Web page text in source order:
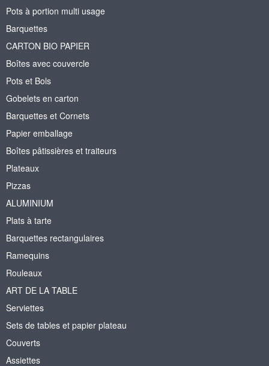
Pots à portion multi usage
Barquettes
CARTON BIO PAPIER
Boîtes avec couvercle
Pots et Bols
Gobelets en carton
Barquettes et Cornets
Papier emballage
Boîtes pâtissières et traiteurs
Plateaux
Pizzas
ALUMINIUM
Plats à tarte
Barquettes rectangulaires
Ramequins
Rouleaux
ART DE LA TABLE
Serviettes
Sets de tables et papier plateau
Couverts
Assiettes